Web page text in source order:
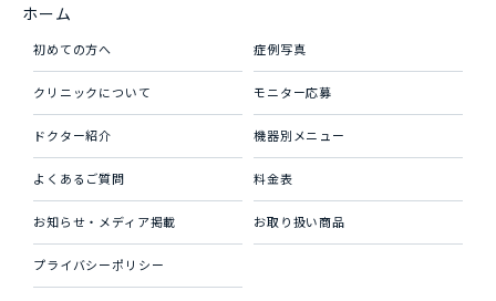
ホーム
初めての方へ 症例写真
クリニックについて モニター応募
ドクター紹介 機器別メニュー
よくあるご質問 料金表
お知らせ・メディア掲載 お取り扱い商品
プライバシーポリシー